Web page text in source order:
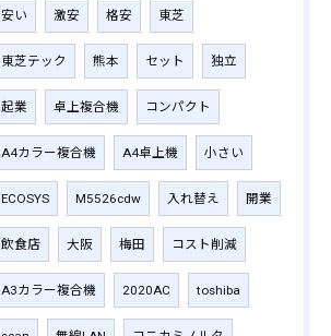
安い 激安 格安 東芝
東芝テック 熊本 セット 独立
起業 卓上複合機 コンパクト
A4カラー複合機 A4卓上機 小さい
ECOSYS M5526cdw 入れ替え 開業
飲食店 大阪 梅田 コスト削減
A3カラー複合機 2020AC toshiba